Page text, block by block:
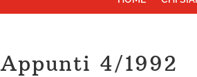
Appunti 4/1992